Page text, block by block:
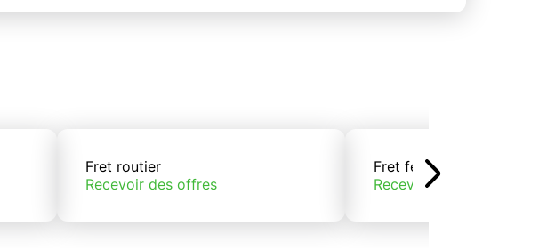
Fret routier
Recevoir des offres
Fret ferroviaire
Recevoir des offres